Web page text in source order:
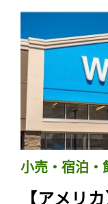
小売・宿泊・
【アメリ